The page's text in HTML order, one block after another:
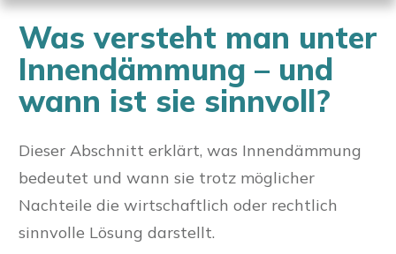
Was versteht man unter
Innendämmung – und
wann ist sie sinnvoll?
Dieser Abschnitt erklärt, was Innendämmung
bedeutet und wann sie trotz möglicher
Nachteile die wirtschaftlich oder rechtlich
sinnvolle Lösung darstellt.